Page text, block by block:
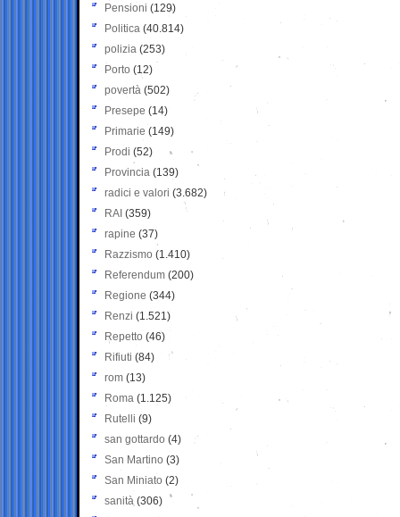
Pensioni (129)
Politica (40.814)
polizia (253)
Porto (12)
povertà (502)
Presepe (14)
Primarie (149)
Prodi (52)
Provincia (139)
radici e valori (3.682)
RAI (359)
rapine (37)
Razzismo (1.410)
Referendum (200)
Regione (344)
Renzi (1.521)
Repetto (46)
Rifiuti (84)
rom (13)
Roma (1.125)
Rutelli (9)
san gottardo (4)
San Martino (3)
San Miniato (2)
sanità (306)